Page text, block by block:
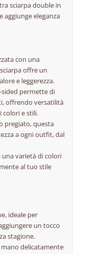
sciarpa double in
aggiunge eleganza
con una
offre un
e leggerezza.
permette di
offrendo versatilità
colori e stili.
pregiato, questa
a ogni outfit, dal
una varietà di colori
al tuo stile
ideale per
un tocco
stagione.
mano delicatamente